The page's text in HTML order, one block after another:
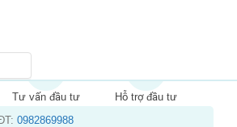
Tư vấn đầu tư
Hỗ trợ đầu tư
0982869988